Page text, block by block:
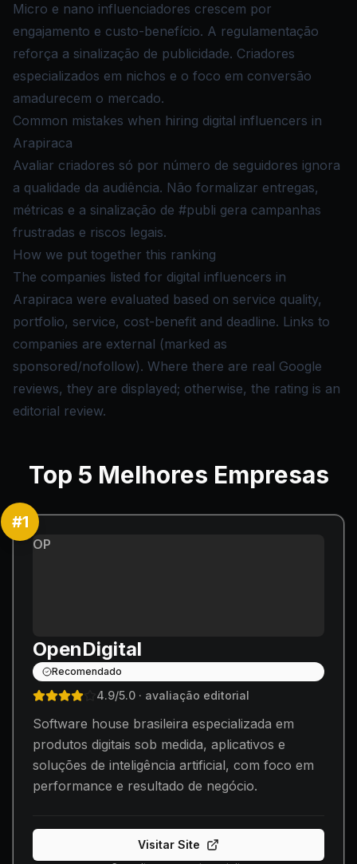
Micro e nano influenciadores crescem por
engajamento e custo-benefício. A regulamentação
reforça a sinalização de publicidade. Criadores
especializados em nichos e o foco em conversão
amadurecem o mercado.
Common mistakes when hiring digital influencers in
Arapiraca
Avaliar criadores só por número de seguidores ignora
a qualidade da audiência. Não formalizar entregas,
métricas e a sinalização de #publi gera campanhas
frustradas e riscos legais.
How we put together this ranking
The companies listed for digital influencers in
Arapiraca were evaluated based on service quality,
portfolio, service, cost-benefit and deadline. Links to
companies are external (marked as
sponsored/nofollow). Where there are real Google
reviews, they are displayed; otherwise, the rating is an
editorial review.
Top 5 Melhores Empresas
#1
OP
OpenDigital
Recomendado
4.9/5.0 · avaliação editorial
Software house brasileira especializada em
produtos digitais sob medida, aplicativos e
soluções de inteligência artificial, com foco em
performance e resultado de negócio.
Visitar Site